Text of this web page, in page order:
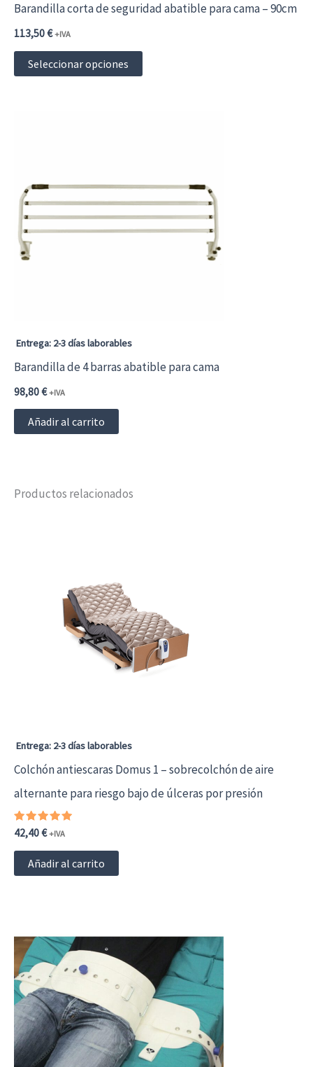
Barandilla corta de seguridad abatible para cama – 90cm
113,50€ +IVA
Seleccionar opciones
Este
producto
opciones
se
de
Entrega: 2-3 días laborables
Barandilla de 4 barras abatible para cama
98,80€ +IVA
Añadir al carrito
Productos relacionados
Entrega: 2-3 días laborables
Colchón antiescaras Domus 1 – sobrecolchón de aire
alternante para riesgo bajo de úlceras por presión
Valorado
con
5.00
de 5
42,40€ +IVA
Añadir al carrito